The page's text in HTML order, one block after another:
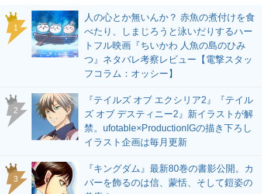
1
人の心とか無いんか？ 赤魚の煮付けを食
べたり、しまじろうと泳いだりするハー
トフル映画『ちいかわ 人魚の島のひみ
つ』ネタバレ考察レビュー【電撃スタッ
フコラム：オッシー】
2
『テイルズ オブ エクシリア2』『テイル
ズ オブ デスティニー2』新イラストが解
禁。ufotable×ProductionIGの描き下ろし
イラスト企画は毎月更新
3
『キングダム』最新80巻の書影公開。カ
バーを飾るのは信、蒙恬、そして鎧姿の